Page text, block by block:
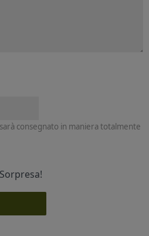
consegnato in maniera totalmente